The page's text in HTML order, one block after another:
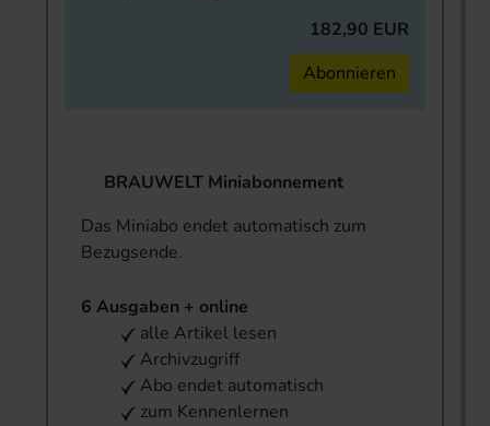
182,90 EUR
Abonnieren
BRAUWELT Miniabonnement
Das Miniabo endet automatisch zum
Bezugsende.
6 Ausgaben + online
alle Artikel lesen
Archivzugriff
Abo endet automatisch
zum Kennenlernen